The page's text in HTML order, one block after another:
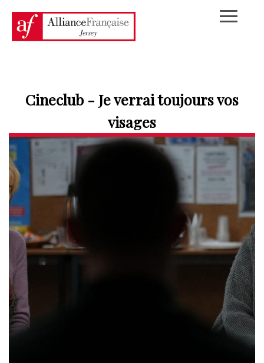
Cineclub - Je verrai toujours vos
visages